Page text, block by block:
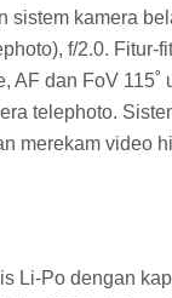
sistem kamera
f/2.0.
AF dan FoV
telephoto.
merekam video
Li-Po dengan